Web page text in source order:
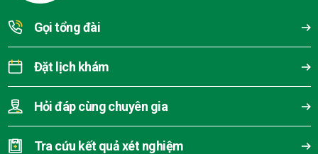
Gọi tổng đài
Đặt lịch khám
Hỏi đáp cùng chuyên gia
Tra cứu kết quả xét nghiệm